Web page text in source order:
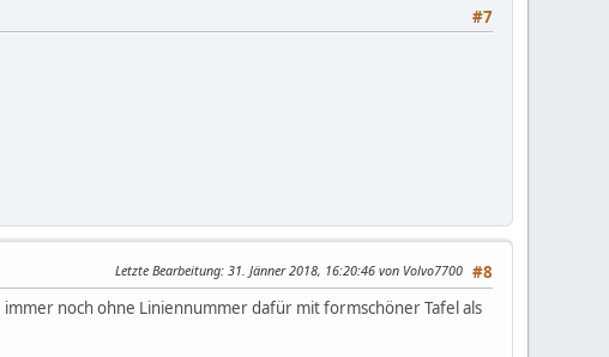
#7
#8
Letzte Bearbeitung: 31. Jänner 2018, 16:20:46 von Volvo7700
noch ohne Liniennummer dafür mit formschöner Tafel als